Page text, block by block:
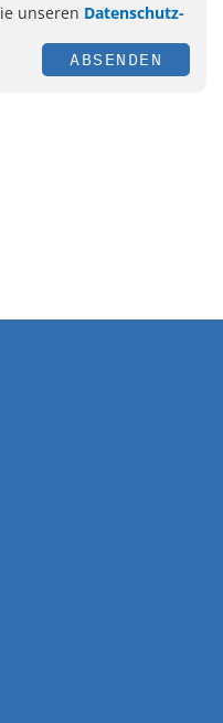
unseren Datenschutz-
ABSENDEN